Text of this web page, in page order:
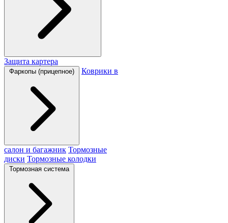
Защита картера
Фаркопы (прицепное) Коврики в
салон и багажник Тормозные
диски Тормозные колодки
Тормозная система